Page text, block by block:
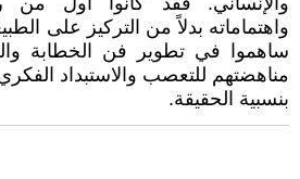
واهتماماته بدلاً من التركيز على
ساهموا في تطوير فن الخطابة
مناهضتهم للتعصب والاستبداد
بنسبية الحقيقة.